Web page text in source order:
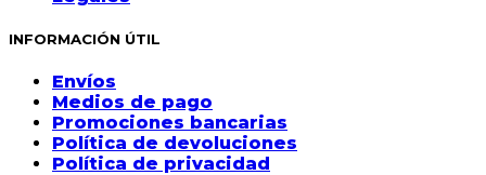
INFORMACIÓN ÚTIL
Envíos
Medios de pago
Promociones bancarias
Política de devoluciones
Política de privacidad